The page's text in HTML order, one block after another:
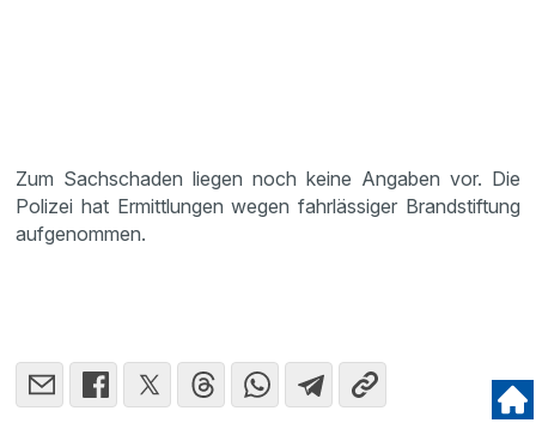
Zum Sachschaden liegen noch keine Angaben vor. Die
Polizei hat Ermittlungen wegen fahrlässiger Brandstiftung
aufgenommen.